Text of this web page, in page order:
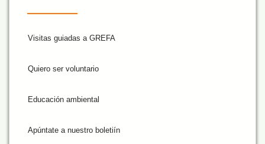
Visitas guiadas a GREFA
Quiero ser voluntario
Educación ambiental
Apúntate a nuestro boletiín